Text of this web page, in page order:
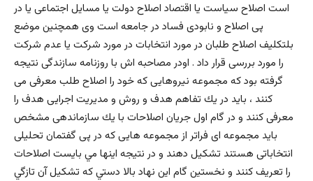
است اصلاح سياست يا اقتصاد اصلاح دولت يا مسايل اجتماعى يا در
پى اصلاح و نابودى فساد در جامعه است وی همچنین موضع
بلتکلیف اصلاح طلبان در مورد انتخابات در مورد شرکت یا عدم شرکت
را مورد بررسی قرار داد . اودر مصاحبه اش با روزنامه سازندگی نتیجه
گرفته بود که مجموعه نيروهايى كه خود را اصلاح طلب معرفى مى
كنند ، بايد در يك تفاهم هدف و روش و مديريت اجرايى هدف را
معرفى كنند و در گام اول جريان اصلاحات با يك سازماندهى مشخص
بايد مجموعه اى فراتر از مجموعه هايى كه در پى گفتمان تحليلى
انتخاباتى هستند تشكيل دهند و در نتيجه اينها مي بايست اصلاحات
را تعريف كنند و نخستين گام اين نهاد بالا دستي كه تشكيل آن تازگي